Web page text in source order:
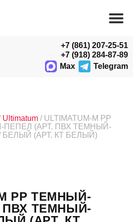
+7 (861) 207-25-51
+7 (918) 284-87-89
Max
Telegram
Ultimatum / ULTIMATUM-M PP
(АРТ. ПВХ ТЕМНЫЙ-
БЕЛЫЙ (АРТ. КТ БЕЛЫЙ)
M PP ТЕМНЫЙ-
ПВХ ТЕМНЫЙ-